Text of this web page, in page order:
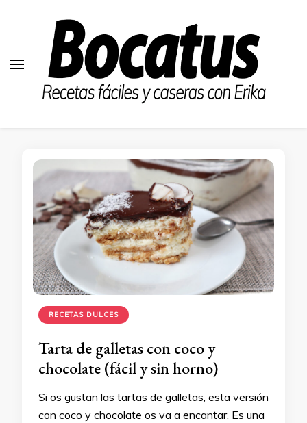
RECETAS DULCES
Tarta de galletas con coco y
chocolate (fácil y sin horno)
Si os gustan las tartas de galletas, esta versión
con coco y chocolate os va a encantar. Es una